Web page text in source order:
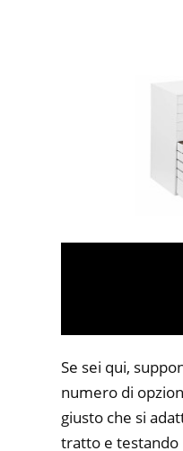
Se sei qui,
numero di
giusto che si
tratto e testando